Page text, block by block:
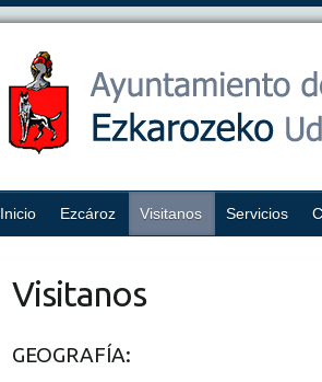
Inicio Ezcároz Visitanos Servicios
Visitanos
GEOGRAFÍA: